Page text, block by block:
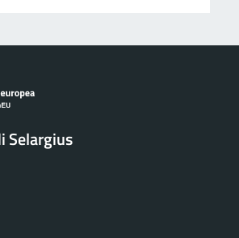
Selargius